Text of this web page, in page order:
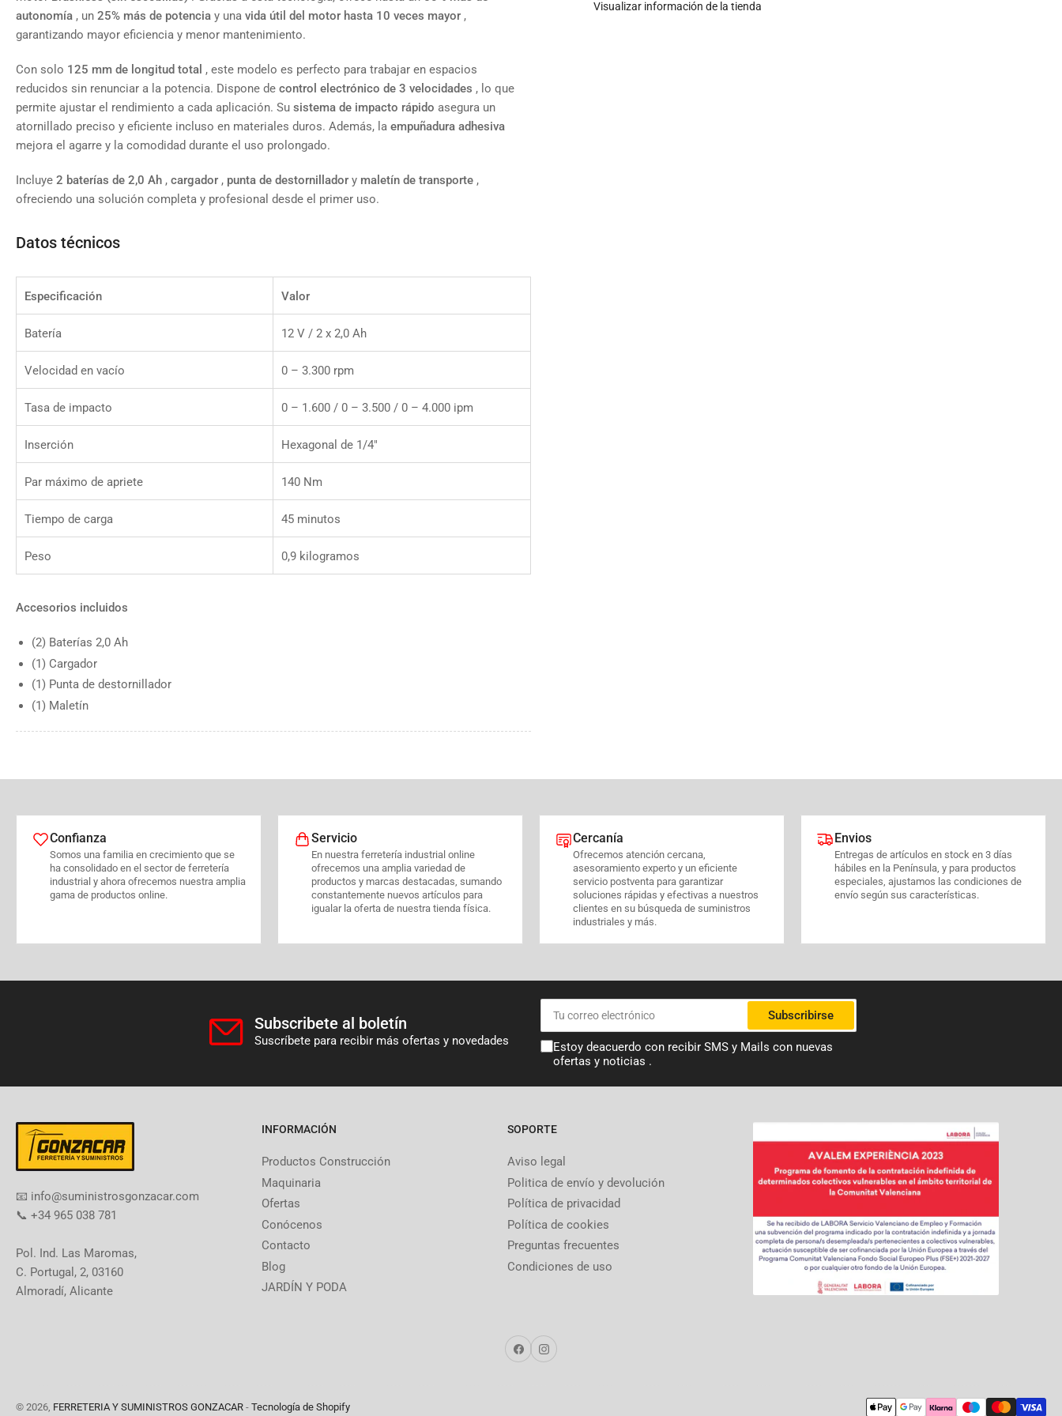
Visualizar información de la tienda
autonomía , un 25% más de potencia y una vida útil del motor hasta 10 veces mayor ,
garantizando mayor eficiencia y menor mantenimiento.
Con solo 125 mm de longitud total , este modelo es perfecto para trabajar en espacios
reducidos sin renunciar a la potencia. Dispone de control electrónico de 3 velocidades , lo que
permite ajustar el rendimiento a cada aplicación. Su sistema de impacto rápido asegura un
atornillado preciso y eficiente incluso en materiales duros. Además, la empuñadura adhesiva
mejora el agarre y la comodidad durante el uso prolongado.
Incluye 2 baterías de 2,0 Ah , cargador , punta de destornillador y maletín de transporte ,
ofreciendo una solución completa y profesional desde el primer uso.
Datos técnicos
Especificación Valor
Batería 12 V / 2 x 2,0 Ah
Velocidad en vacío 0 – 3.300 rpm
Tasa de impacto 0 – 1.600 / 0 – 3.500 / 0 – 4.000 ipm
Inserción Hexagonal de 1/4″
Par máximo de apriete 140 Nm
Tiempo de carga 45 minutos
Peso 0,9 kilogramos
Accesorios incluidos
(2) Baterías 2,0 Ah
(1) Cargador
(1) Punta de destornillador
(1) Maletín
Confianza
Somos una familia en crecimiento que se
ha consolidado en el sector de ferretería
industrial y ahora ofrecemos nuestra amplia
gama de productos online.
Servicio
En nuestra ferretería industrial online
ofrecemos una amplia variedad de
productos y marcas destacadas, sumando
constantemente nuevos artículos para
igualar la oferta de nuestra tienda física.
Cercanía
Ofrecemos atención cercana,
asesoramiento experto y un eficiente
servicio postventa para garantizar
soluciones rápidas y efectivas a nuestros
clientes en su búsqueda de suministros
industriales y más.
Envios
Entregas de artículos en stock en 3 días
hábiles en la Península, y para productos
especiales, ajustamos las condiciones de
envío según sus características.
Subscribete al boletín
Suscríbete para recibir más ofertas y novedades
Tu
correo
electrónico
Subscribirse
Estoy deacuerdo con recibir SMS y Mails con nuevas
ofertas y noticias .
​📧​ info@suministrosgonzacar.com
📞 +34 965 038 781
Pol. Ind. Las Maromas,
C. Portugal, 2, 03160
Almoradí, Alicante
INFORMACIÓN
Productos Construcción
Maquinaria
Ofertas
Conócenos
Contacto
Blog
JARDÍN Y PODA
SOPORTE
Aviso legal
Politica de envío y devolución
Política de privacidad
Política de cookies
Preguntas frecuentes
Condiciones de uso
FacebookInstagram
© 2026, FERRETERIA Y SUMINISTROS GONZACAR - Tecnología de Shopify